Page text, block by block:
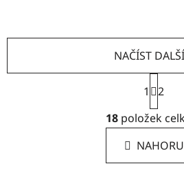
O
v
l
á
d
NAČÍST
S
t
r
á
n
k
1
2
18 položek
NAHORU